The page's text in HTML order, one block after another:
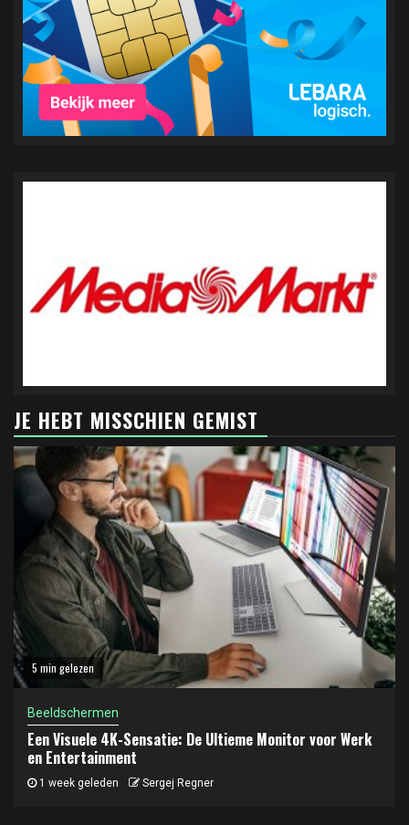
JE HEBT MISSCHIEN GEMIST
5 min gelezen
Beeldschermen
Een Visuele 4K-Sensatie: De Ultieme Monitor voor Werk
en Entertainment
1 week geleden Sergej Regner